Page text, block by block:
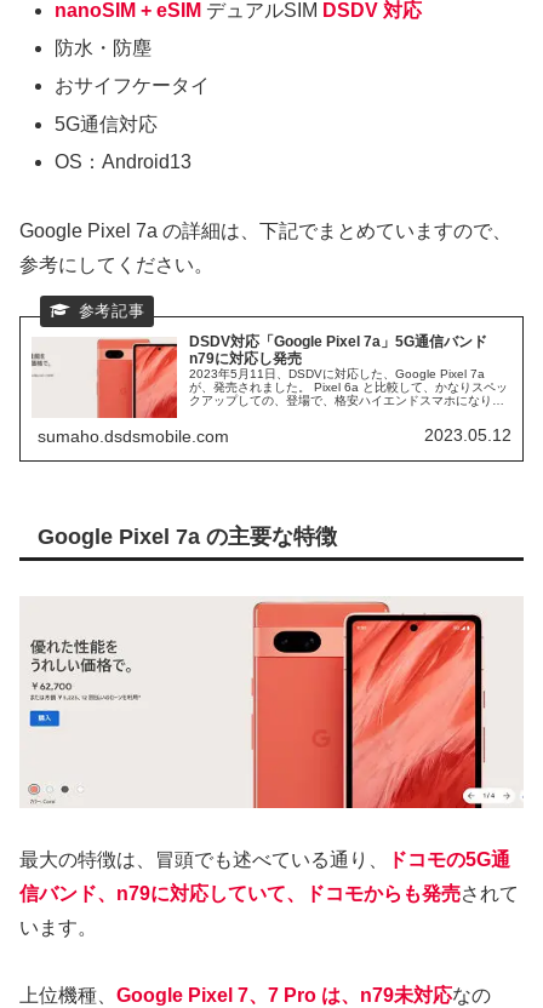
nanoSIM + eSIM デュアルSIM DSDV 対応
防水・防塵
おサイフケータイ
5G通信対応
OS：Android13
Google Pixel 7a の詳細は、下記でまとめていますので、
参考にしてください。
DSDV対応「Google Pixel 7a」5G通信バンド
n79に対応し発売
2023年5月11日、DSDVに対応した、Google Pixel 7a
が、発売されました。 Pixel 6a と比較して、かなりスペッ
クアップしての、登場で、格安ハイエンドスマホになりま
sumaho.dsdsmobile.com 2023.05.12
Google Pixel 7a の主要な特徴
最大の特徴は、冒頭でも述べている通り、
ドコモの5G通
信バンド、n79に対応していて、ドコモからも発売されて
います。
上位機種、 Google Pixel 7、7 Pro は、n79未対応なの